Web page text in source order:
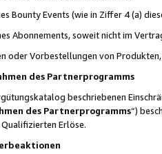
Bounty Events (wie in Ziffer 4 (a)
Abonnements, soweit nicht im
oder Vorbestellungen von
des Partnerprogramms
beschriebenen
des Partnerprogramms“)
Erlöse.